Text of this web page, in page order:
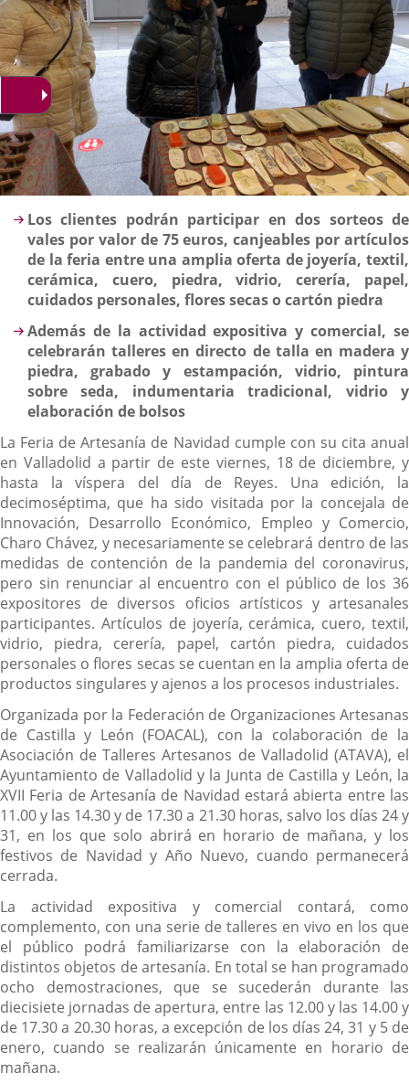
Descripción
Los clientes podrán participar en dos sorteos de
vales por valor de 75 euros, canjeables por artículos
de la feria entre una amplia oferta de joyería, textil,
cerámica, cuero, piedra, vidrio, cerería, papel,
cuidados personales, flores secas o cartón piedra
Además de la actividad expositiva y comercial, se
celebrarán talleres en directo de talla en madera y
piedra, grabado y estampación, vidrio, pintura
sobre seda, indumentaria tradicional, vidrio y
elaboración de bolsos
La Feria de Artesanía de Navidad cumple con su cita anual
en Valladolid a partir de este viernes, 18 de diciembre, y
hasta la víspera del día de Reyes. Una edición, la
decimoséptima, que ha sido visitada por la concejala de
Innovación, Desarrollo Económico, Empleo y Comercio,
Charo Chávez, y necesariamente se celebrará dentro de las
medidas de contención de la pandemia del coronavirus,
pero sin renunciar al encuentro con el público de los 36
expositores de diversos oficios artísticos y artesanales
participantes. Artículos de joyería, cerámica, cuero, textil,
vidrio, piedra, cerería, papel, cartón piedra, cuidados
personales o flores secas se cuentan en la amplia oferta de
productos singulares y ajenos a los procesos industriales.
Organizada por la Federación de Organizaciones Artesanas
de Castilla y León (FOACAL), con la colaboración de la
Asociación de Talleres Artesanos de Valladolid (ATAVA), el
Ayuntamiento de Valladolid y la Junta de Castilla y León, la
XVII Feria de Artesanía de Navidad estará abierta entre las
11.00 y las 14.30 y de 17.30 a 21.30 horas, salvo los días 24 y
31, en los que solo abrirá en horario de mañana, y los
festivos de Navidad y Año Nuevo, cuando permanecerá
cerrada.
La actividad expositiva y comercial contará, como
complemento, con una serie de talleres en vivo en los que
el público podrá familiarizarse con la elaboración de
distintos objetos de artesanía. En total se han programado
ocho demostraciones, que se sucederán durante las
diecisiete jornadas de apertura, entre las 12.00 y las 14.00 y
de 17.30 a 20.30 horas, a excepción de los días 24, 31 y 5 de
enero, cuando se realizarán únicamente en horario de
mañana.